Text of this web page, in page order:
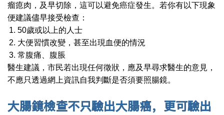
瘤瘜肉，及早切除，這可以避免癌症發生。若你有以下現象
便建議儘早接受檢查：
50歲或以上的人士
大便習慣改變，甚至出現血便的情況
常腹痛、腹脹
醫生建議，市民若出現任何徵狀，應及早尋求醫生的意見，
不應只透過網上資訊自我判斷是否須要照腸鏡。
大腸鏡檢查不只驗出大腸癌，更可驗出